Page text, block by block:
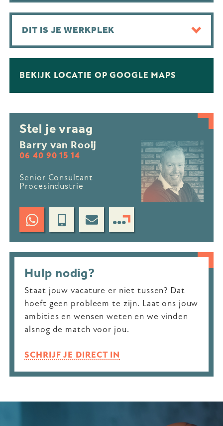
DIT IS JE WERKPLEK
BEKIJK LOCATIE OP GOOGLE MAPS
Stel je vraag
Barry van Rooij
06 40 90 15 14
Senior Consultant
Procesindustrie
Hulp nodig?
Staat jouw vacature er niet tussen? Dat
hoeft geen probleem te zijn. Laat ons jouw
ambities en wensen weten en we vinden
alsnog de match voor jou.
SCHRIJF JE DIRECT IN